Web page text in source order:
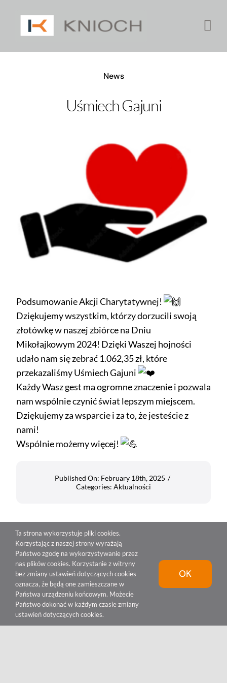
zawartości
News
Uśmiech Gajuni
Podsumowanie Akcji Charytatywnej!
Dziękujemy wszystkim, którzy dorzucili swoją
złotówkę w naszej zbiórce na Dniu
Mikołajkowym 2024! Dzięki Waszej hojności
udało nam się zebrać 1.062,35 zł, które
przekazaliśmyUśmiech Gajuni
Każdy Wasz gest ma ogromne znaczenie i pozwala
nam wspólnie czynić świat lepszym miejscem.
Dziękujemy za wsparcie i za to, że jesteście z
nami!
Wspólnie możemy więcej!
Published On: February 18th, 2025 /
Categories: Aktualności
Ta strona wykorzystuje pliki cookies.
Korzystając z naszej strony wyrażają
Państwo zgodę na wykorzystywanie przez
nas plików cookies. Korzystanie z witryny
bez zmiany ustawień dotyczących cookies
oznacza, że będą one zamieszczane w
Państwa urządzeniu końcowym. Możecie
Państwo dokonać w każdym czasie zmiany
ustawień dotyczących cookies.
OK